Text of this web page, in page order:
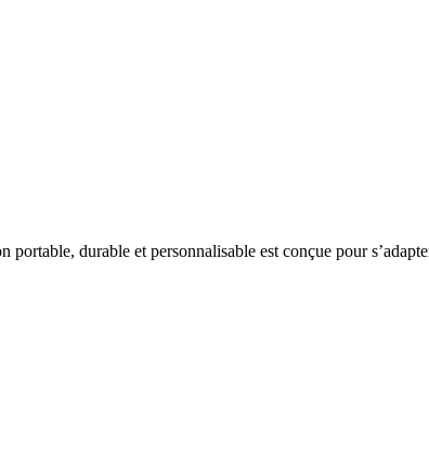
durable et personnalisable est conçue pour